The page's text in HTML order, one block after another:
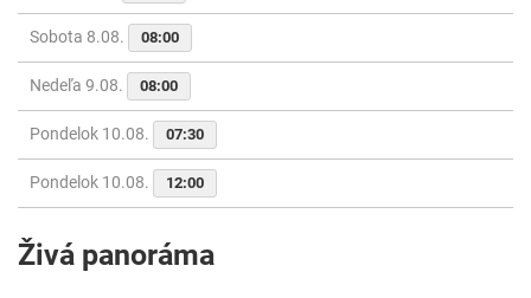
Sobota 8.08. 08:00
Nedeľa 9.08. 08:00
Pondelok 10.08. 07:30
Pondelok 10.08. 12:00
Živá panoráma